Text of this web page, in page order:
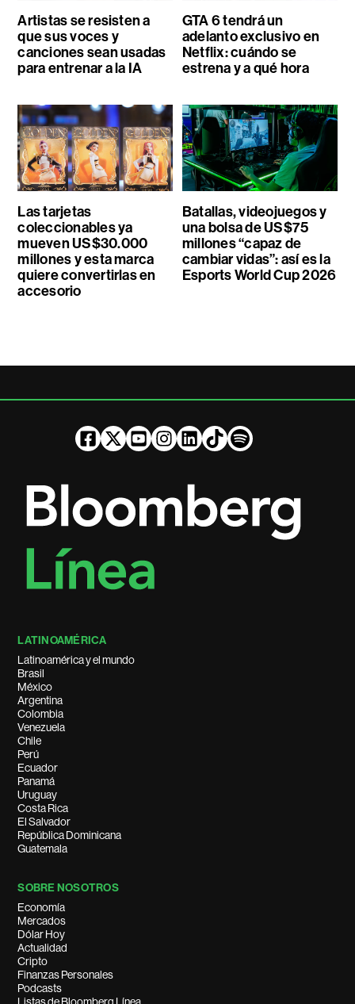
Artistas se resisten a
que sus voces y
canciones sean usadas
para entrenar a la IA
GTA 6 tendrá un
adelanto exclusivo en
Netflix: cuándo se
estrena y a qué hora
Las tarjetas
coleccionables ya
mueven US$30.000
millones y esta marca
quiere convertirlas en
accesorio
Batallas, videojuegos y
una bolsa de US$75
millones “capaz de
cambiar vidas”: así es la
Esports World Cup 2026
LATINOAMÉRICA
Latinoamérica y el mundo
Brasil
México
Argentina
Colombia
Venezuela
Chile
Perú
Ecuador
Panamá
Uruguay
Costa Rica
El Salvador
República Dominicana
Guatemala
SOBRE NOSOTROS
Economía
Mercados
Dólar Hoy
Actualidad
Cripto
Finanzas Personales
Podcasts